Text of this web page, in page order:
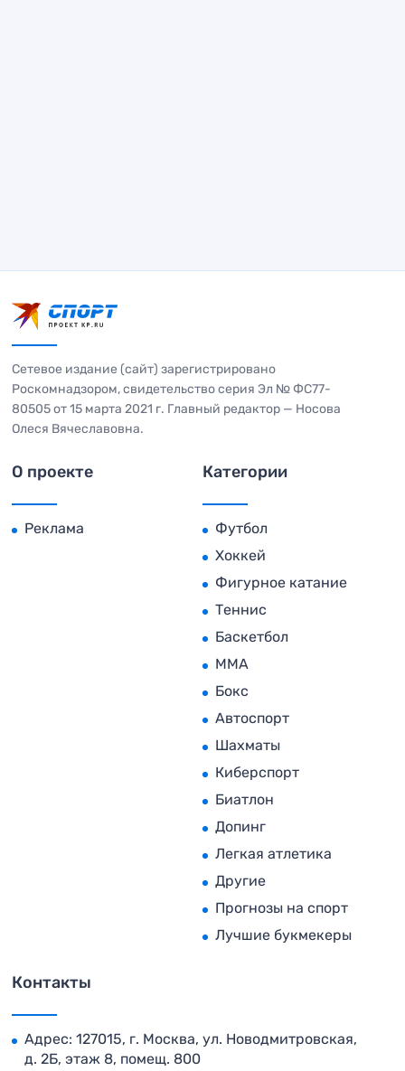
Сетевое издание (сайт) зарегистрировано
Роскомнадзором, свидетельство серия Эл № ФС77-
80505 от 15 марта 2021 г. Главный редактор — Носова
Олеся Вячеславовна.
О проекте
Реклама
Категории
Футбол
Хоккей
Фигурное катание
Теннис
Баскетбол
MMA
Бокс
Автоспорт
Шахматы
Киберспорт
Биатлон
Допинг
Легкая атлетика
Другие
Прогнозы на спорт
Лучшие букмекеры
Контакты
Адрес: 127015, г. Москва, ул. Новодмитровская,
д. 2Б, этаж 8, помещ. 800